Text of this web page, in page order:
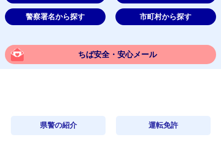
警察署名から探す 市町村から探す
ちば安全・安心メール
県警の紹介 運転免許